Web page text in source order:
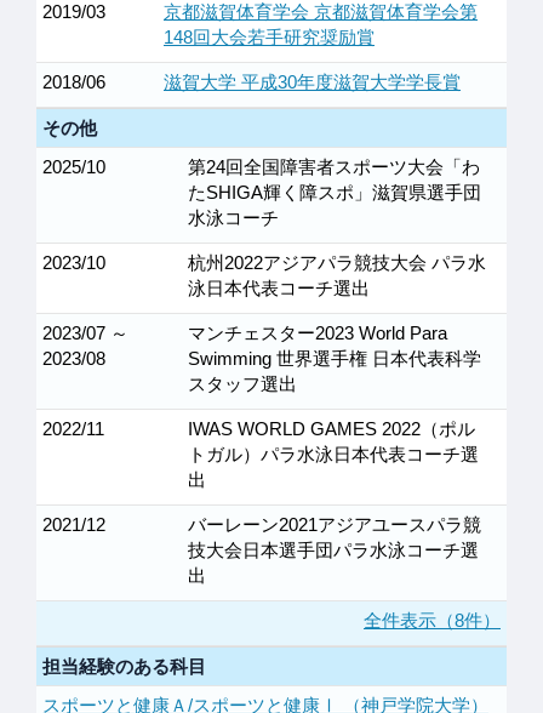
2019/03
京都滋賀体育学会 京都滋賀体育学会第
148回大会若手研究奨励賞
2018/06 滋賀大学 平成30年度滋賀大学学長賞
その他
2025/10
第24回全国障害者スポーツ大会「わ
たSHIGA輝く障スポ」滋賀県選手団
水泳コーチ
2023/10
杭州2022アジアパラ競技大会 パラ水
泳日本代表コーチ選出
2023/07 ～
2023/08
マンチェスター2023 World Para
Swimming 世界選手権 日本代表科学
スタッフ選出
2022/11
IWAS WORLD GAMES 2022（ポル
トガル）パラ水泳日本代表コーチ選
出
2021/12
バーレーン2021アジアユースパラ競
技大会日本選手団パラ水泳コーチ選
出
全件表示（8件）
担当経験のある科目
スポーツと健康Ａ/スポーツと健康Ⅰ （神戸学院大学）